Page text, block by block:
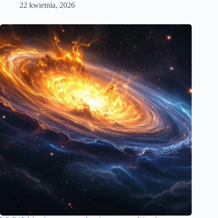
22 kwietnia, 2026